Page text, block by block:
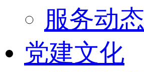
服务动态
党建文化